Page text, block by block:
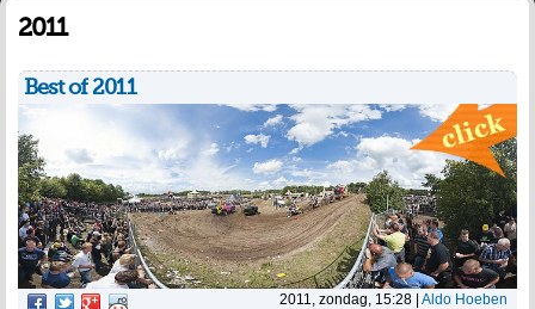
2011
Best of 2011
2011, zondag, 15:28 Aldo Hoeben